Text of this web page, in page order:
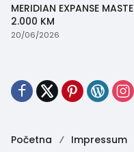
MERIDIAN EXPANSE
2.000 KM
20/06/2026
Početna Impressum